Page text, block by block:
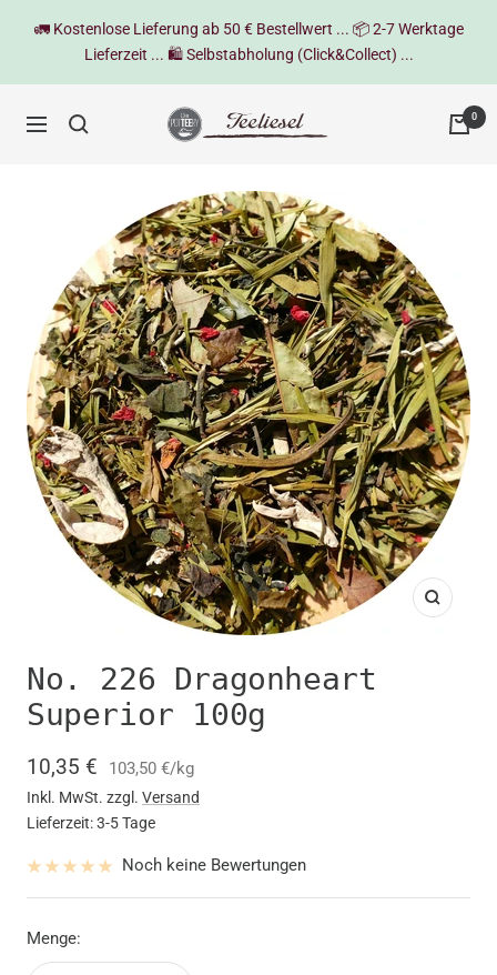
🚛 Kostenlose Lieferung ab 50 € Bestellwert ... 📦 2-7 Werktage
Lieferzeit ... 🛍️ Selbstabholung (Click&Collect) ...
Navigation
Teeliesel 0
Zoom
No. 226 Dragonheart
Superior 100g
Angebotspreis
10,35 € 103,50 €/kg
Inkl. MwSt. zzgl. Versand
Lieferzeit: 3-5 Tage
Noch keine Bewertungen
Menge: